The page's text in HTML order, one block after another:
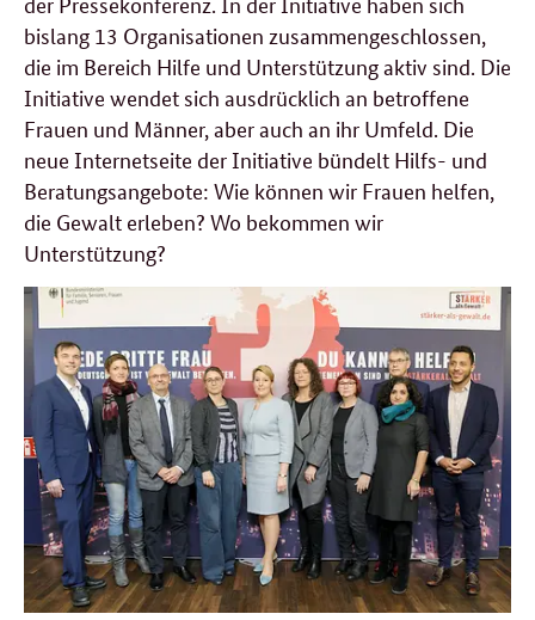
bislang 13 Organisationen zusammengeschlossen,
die im Bereich Hilfe und Unterstützung aktiv sind. Die
Initiative wendet sich ausdrücklich an betroffene
Frauen und Männer, aber auch an ihr Umfeld. Die
neue Internetseite der Initiative bündelt Hilfs- und
Beratungsangebote: Wie können wir Frauen helfen,
die Gewalt erleben? Wo bekommen wir
Unterstützung?